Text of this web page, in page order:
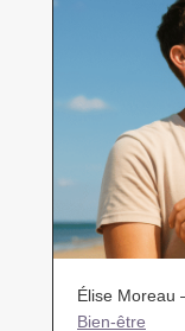
Élise Moreau
Bien-être